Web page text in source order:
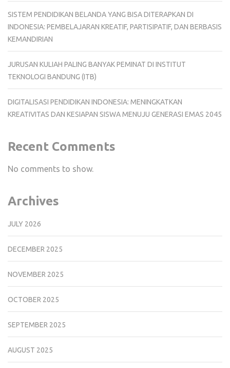
SISTEM PENDIDIKAN BELANDA YANG BISA DITERAPKAN DI
INDONESIA: PEMBELAJARAN KREATIF, PARTISIPATIF, DAN BERBASIS
KEMANDIRIAN
JURUSAN KULIAH PALING BANYAK PEMINAT DI INSTITUT
TEKNOLOGI BANDUNG (ITB)
DIGITALISASI PENDIDIKAN INDONESIA: MENINGKATKAN
KREATIVITAS DAN KESIAPAN SISWA MENUJU GENERASI EMAS 2045
Recent Comments
No comments to show.
Archives
JULY 2026
DECEMBER 2025
NOVEMBER 2025
OCTOBER 2025
SEPTEMBER 2025
AUGUST 2025